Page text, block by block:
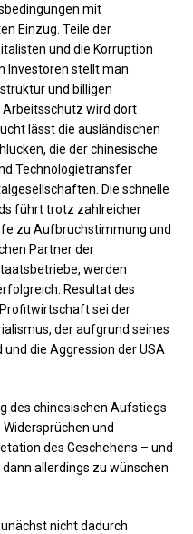
mit
Einzug. Teile der
und die Korruption
Investoren stellt man
und billigen
wird dort
lässt die ausländischen
die der chinesische
Technologietransfer
Die schnelle
führt trotz zahlreicher
zu Aufbruchstimmung und
Partner der
werden
Resultat des
sei der
der aufgrund seines
die Aggression der USA
des chinesischen Aufstiegs
und
des Geschehens – und
allerdings zu wünschen
nicht dadurch